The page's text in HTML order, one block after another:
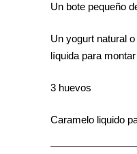
Un bote pequeño
Un yogurt natural
líquida para montar
3 huevos
Caramelo liquido